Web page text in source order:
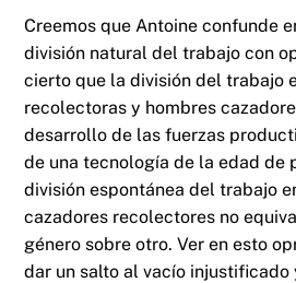
Creemos que Antoine confunde
división natural del trabajo con
cierto que la división del trabajo
recolectoras y hombres
desarrollo de las fuerzas
de una tecnología de la edad de
división espontánea del trabajo
cazadores recolectores no
género sobre otro. Ver en esto
dar un salto al vacío injustificado